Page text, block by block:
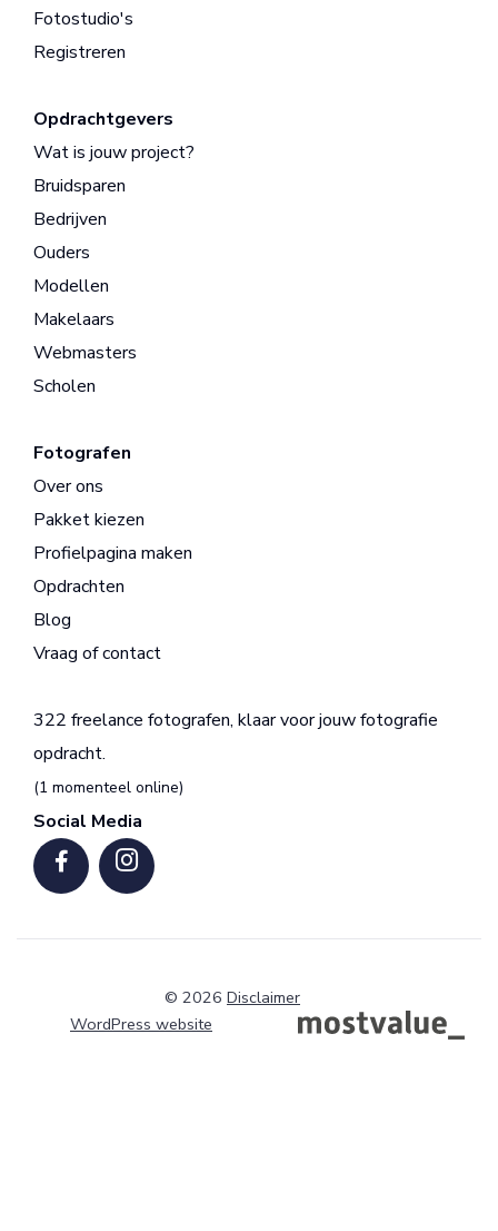
Fotostudio's
Registreren
Opdrachtgevers
Wat is jouw project?
Bruidsparen
Bedrijven
Ouders
Modellen
Makelaars
Webmasters
Scholen
Fotografen
Over ons
Pakket kiezen
Profielpagina maken
Opdrachten
Blog
Vraag of contact
322 freelance fotografen, klaar voor jouw fotografie
opdracht.
(1 momenteel online)
Social Media
© 2026 Disclaimer
WordPress website